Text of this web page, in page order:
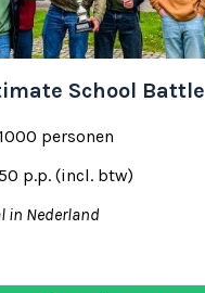
School Battle
personen
p.p. (incl. btw)
in Nederland